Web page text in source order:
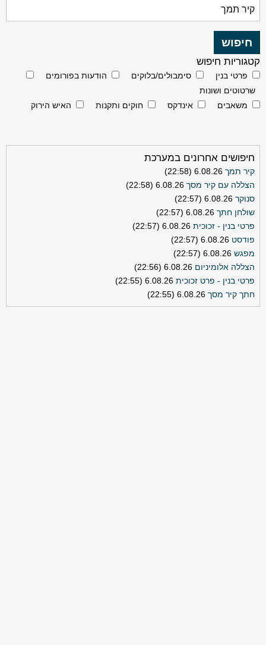
קטגוריות חיפוש
פרטי בנין סימבולים/בלוקים
הודעות בפורומים
שרטוטים ושונות
משאבים
אינדקס חוקים ותקנות האיש הירוק
חיפושים אחרונים במערכת
קיר תמך 6.08.26 (22:58)
הצללה עם קיר מסך 6.08.26 (22:58)
סנוקר 6.08.26 (22:57)
שולחן חתך 6.08.26 (22:57)
פרטי בנין - זכוכית 6.08.26 (22:57)
פודסט 6.08.26 (22:57)
מפגש 6.08.26 (22:57)
הצללה אלומיניום 6.08.26 (22:56)
פרטי בנין - פרט זכוכית 6.08.26 (22:55)
חתך קיר מסך 6.08.26 (22:55)